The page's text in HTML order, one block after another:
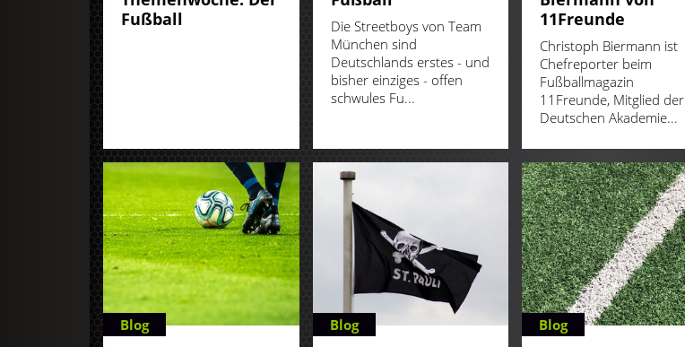
Fußball
Die Streetboys von Team
München sind
Deutschlands erstes - und
bisher einziges - offen
schwules Fu...
11Freunde
Christoph Biermann ist
Chefreporter beim
Fußballmagazin
11Freunde, Mitglied der
Deutschen Akademie...
Blog
Blog
Blog